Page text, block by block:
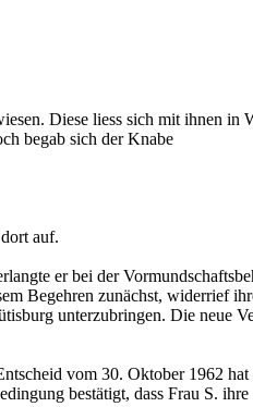
Diese liess sich mit ihnen
begab sich der Knabe
auf.
er bei der
Begehren zunächst, widerrief
unterzubringen. Die neue
vom 30. Oktober 1962
bestätigt, dass Frau S.